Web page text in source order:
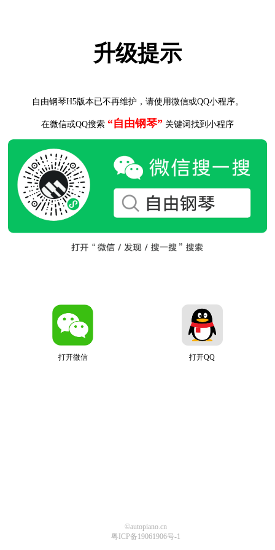
升级提示
自由钢琴H5版本已不再维护，请使用微信或QQ小程序。
在微信或QQ搜索 “自由钢琴” 关键词找到小程序
打开微信 打开QQ
©autopiano.cn
粤ICP备19061906号-1